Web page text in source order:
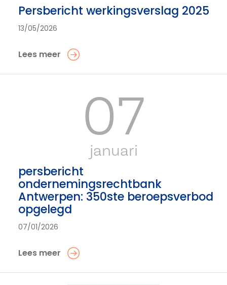
Persbericht werkingsverslag 2025
13/05/2026
Lees meer
07
januari
persbericht
ondernemingsrechtbank
Antwerpen: 350ste beroepsverbod
opgelegd
07/01/2026
Lees meer